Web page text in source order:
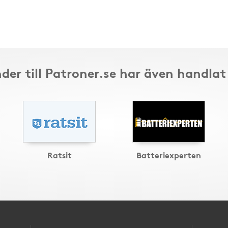
till Patroner.se har även
Ratsit Batteriexperten